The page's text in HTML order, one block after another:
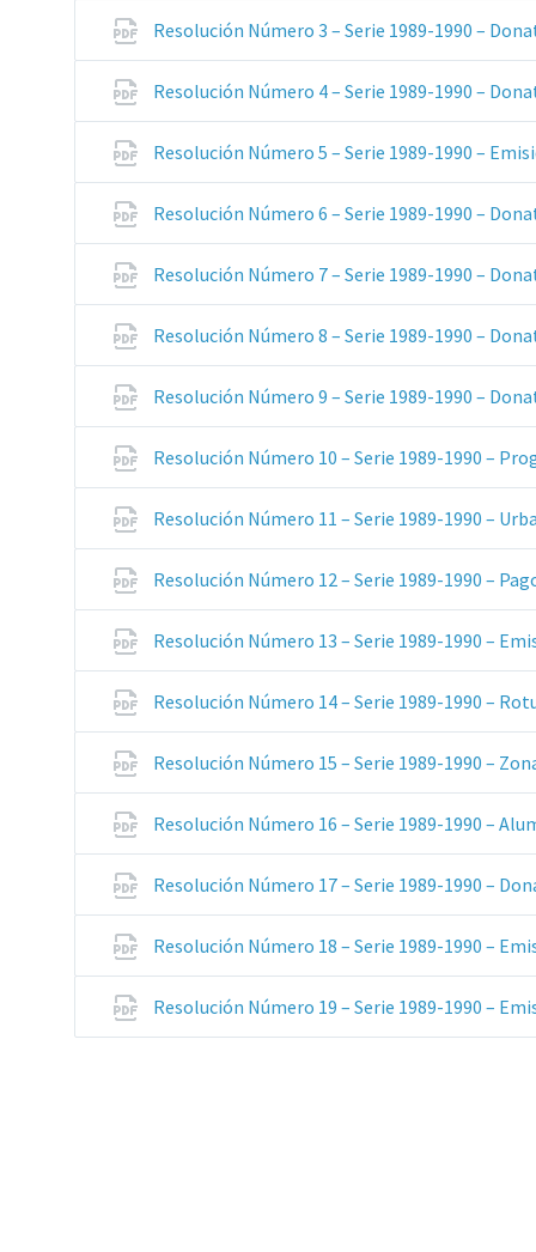
Resolución Número 3 – Serie 1989-1990 –
Resolución Número 4 – Serie 1989-1990 –
Resolución Número 5 – Serie 1989-1990 –
Resolución Número 6 – Serie 1989-1990 –
Resolución Número 7 – Serie 1989-1990 –
Resolución Número 8 – Serie 1989-1990 –
Resolución Número 9 – Serie 1989-1990 –
Resolución Número 10 – Serie 1989-1990 –
Resolución Número 11 – Serie 1989-1990 –
Resolución Número 12 – Serie 1989-1990 –
Resolución Número 13 – Serie 1989-1990 –
Resolución Número 14 – Serie 1989-1990 –
Resolución Número 15 – Serie 1989-1990 –
Resolución Número 16 – Serie 1989-1990 –
Resolución Número 17 – Serie 1989-1990 –
Resolución Número 18 – Serie 1989-1990 –
Resolución Número 19 – Serie 1989-1990 –